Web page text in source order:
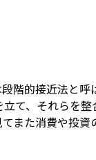
階的接近法と呼
て、それらを
また消費や投